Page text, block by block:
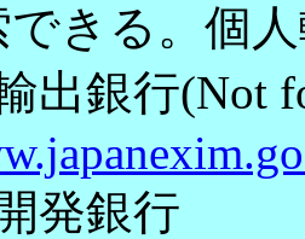
きる。個
出銀行(Not
発銀行